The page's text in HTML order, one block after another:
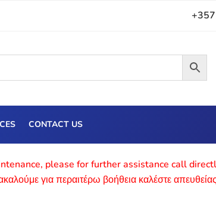
CONTACT US
please for further assistance call
για περαιτέρω βοήθεια καλέστε